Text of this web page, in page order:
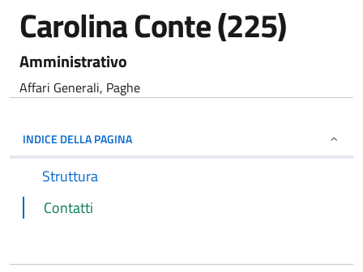
Carolina Conte (225)
Amministrativo
Affari Generali, Paghe
INDICE DELLA PAGINA
Struttura
Contatti